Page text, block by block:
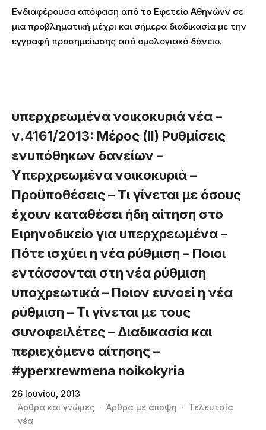
Ενδιαφέρουσα απόφαση από το Εφετείο Αθηνώνν σε
μια προβληματική μέχρι και σήμερα διαδικασία με την
εγγραφή προσημείωσης από ομολογιακό δάνειο.
υπερχρεωμένα νοικοκυριά νέα –
ν.4161/2013: Μέρος (II) Ρυθμίσεις
ενυπόθηκων δανείων –
Υπερχρεωμένα νοικοκυριά –
Προϋποθέσεις – Τι γίνεται με όσους
έχουν καταθέσει ήδη αίτηση στο
Ειρηνοδικείο για υπερχρεωμένα –
Πότε ισχύει η νέα ρύθμιση – Ποιοι
εντάσσονται στη νέα ρύθμιση
υποχρεωτικά – Ποιον ευνοεί η νέα
ρύθμιση – Τι γίνεται με τους
συνοφειλέτες – Διαδικασία και
περιεχόμενο αίτησης –
#yperxrewmena noikokyria
26 Ιουνίου, 2013
Άρθρα και γνώμες · Άρθρα με άποψη · Τελευταία
νέα